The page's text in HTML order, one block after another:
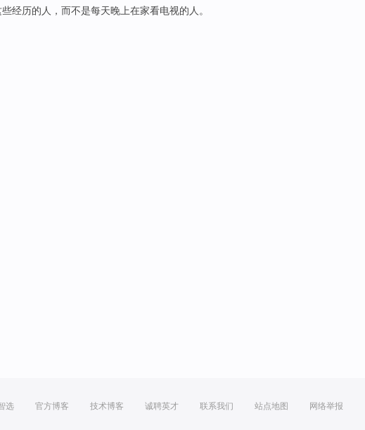
些经历的 人 ， 而不是每天晚上在家看电视的 人 。
选 官方博客 技术博客 诚聘英才 联系我们 站点地图 网络举报